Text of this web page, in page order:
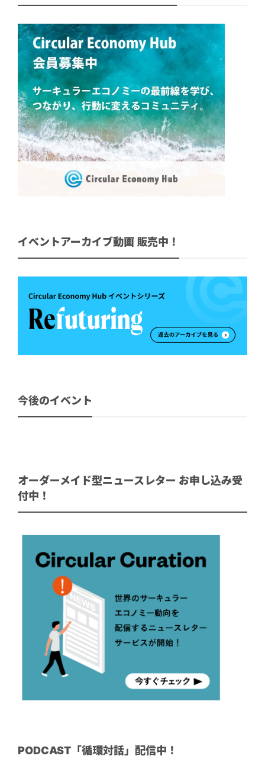
イベントアーカイブ動画 販売中！
今後のイベント
オーダーメイド型ニュースレター お申し込み受
付中！
PODCAST「循環対話」配信中！